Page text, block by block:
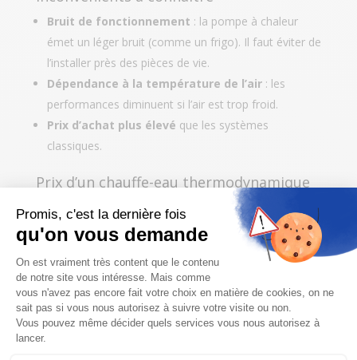
Bruit de fonctionnement : la pompe à chaleur
émet un léger bruit (comme un frigo). Il faut éviter de
l’installer près des pièces de vie.
Dépendance à la température de l’air: les
performances diminuent si l’air est trop froid.
Prix d’achat plus élevé que les systèmes
classiques.
Prix d’un chauffe-eau thermodynamique
Voici une estimation des coûts en 2025 :
Élément
Prix moyen
(TVAC)
Appareil seul
1.800 € à 2.800 €